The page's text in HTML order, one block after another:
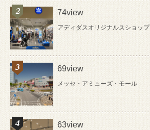
74view
アディダスオリジナルスショップ
69view
メッセ・アミューズ・モール
63view